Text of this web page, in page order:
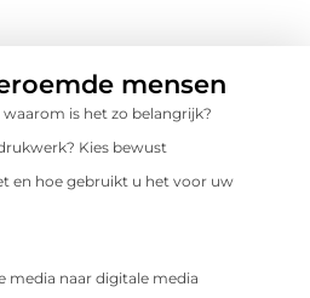
mensen
is het zo belangrijk?
Kies bewust
en hoe gebruikt u het voor uw
media naar digitale media